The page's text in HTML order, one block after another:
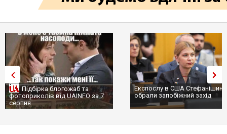
Підбірка блогожаб та
фотоприколів від UAINFO за 7
серпня
Експослу в США
обрали запобіжний захід